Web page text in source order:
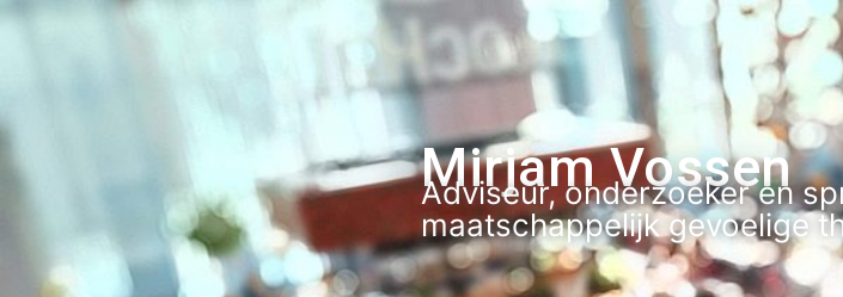
Mirjam Vossen
Adviseur, onderzoeker en
maatschappelijk gevoelige